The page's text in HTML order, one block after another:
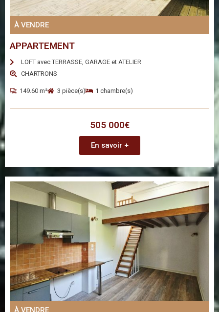
À VENDRE
APPARTEMENT
LOFT avec TERRASSE, GARAGE et ATELIER
CHARTRONS
149.60 m² 3 pièce(s) 1 chambre(s)
505 000€
En savoir +
À VENDRE